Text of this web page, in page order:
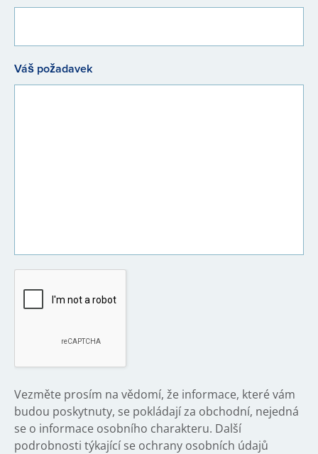
Váš požadavek
Vezměte prosím na vědomí, že informace, které vám
budou poskytnuty, se pokládají za obchodní, nejedná
se o informace osobního charakteru. Další
podrobnosti týkající se ochrany osobních údajů